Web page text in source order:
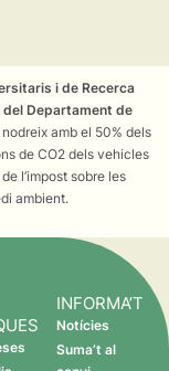
i de Recerca
del Departament de
nodreix amb el 50% dels
de CO2 dels vehicles
l’impost sobre les
ambient.
INFORMA’T
Notícies
Suma’t al